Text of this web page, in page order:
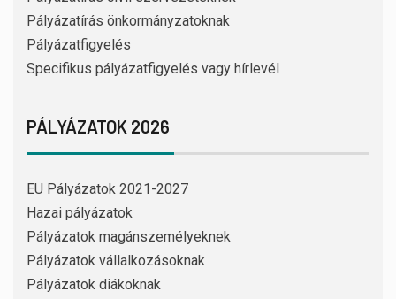
Pályázatírás önkormányzatoknak
Pályázatfigyelés
Specifikus pályázatfigyelés vagy hírlevél
PÁLYÁZATOK 2026
EU Pályázatok 2021-2027
Hazai pályázatok
Pályázatok magánszemélyeknek
Pályázatok vállalkozásoknak
Pályázatok diákoknak